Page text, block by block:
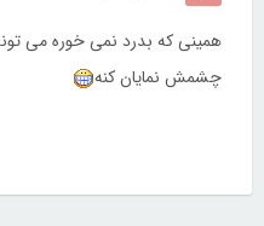
همینی که بدرد نمی خوره می
چشمش نمایان کنه